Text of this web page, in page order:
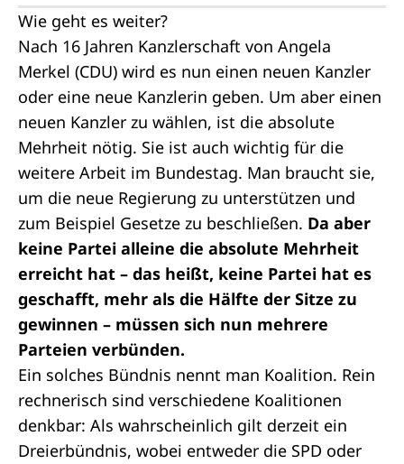
Wie geht es weiter?
Nach 16 Jahren Kanzlerschaft von Angela
Merkel (CDU) wird es nun einen neuen Kanzler
oder eine neue Kanzlerin geben. Um aber einen
neuen Kanzler zu wählen, ist die absolute
Mehrheit nötig. Sie ist auch wichtig für die
weitere Arbeit im Bundestag. Man braucht sie,
um die neue Regierung zu unterstützen und
zum Beispiel Gesetze zu beschließen. Da aber
keine Partei alleine die absolute Mehrheit
erreicht hat – das heißt, keine Partei hat es
geschafft, mehr als die Hälfte der Sitze zu
gewinnen – müssen sich nun mehrere
Parteien verbünden.
Ein solches Bündnis nennt man Koalition. Rein
rechnerisch sind verschiedene Koalitionen
denkbar: Als wahrscheinlich gilt derzeit ein
Dreierbündnis, wobei entweder die SPD oder